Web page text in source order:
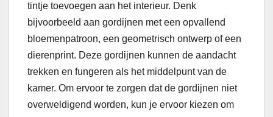
tintje toevoegen aan het interieur. Denk
bijvoorbeeld aan gordijnen met een opvallend
bloemenpatroon, een geometrisch ontwerp of een
dierenprint. Deze gordijnen kunnen de aandacht
trekken en fungeren als het middelpunt van de
kamer. Om ervoor te zorgen dat de gordijnen niet
overweldigend worden, kun je ervoor kiezen om